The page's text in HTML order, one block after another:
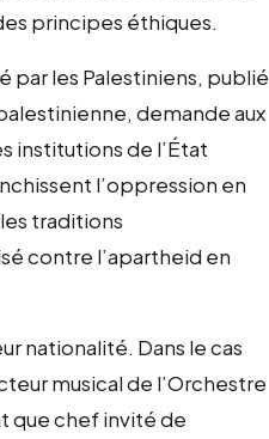
principes éthiques.
par les Palestiniens, publié
demande aux
institutions de l’État
l’oppression en
traditions
contre l’apartheid en
nationalité. Dans le cas
musical de l’Orchestre
que chef invité de